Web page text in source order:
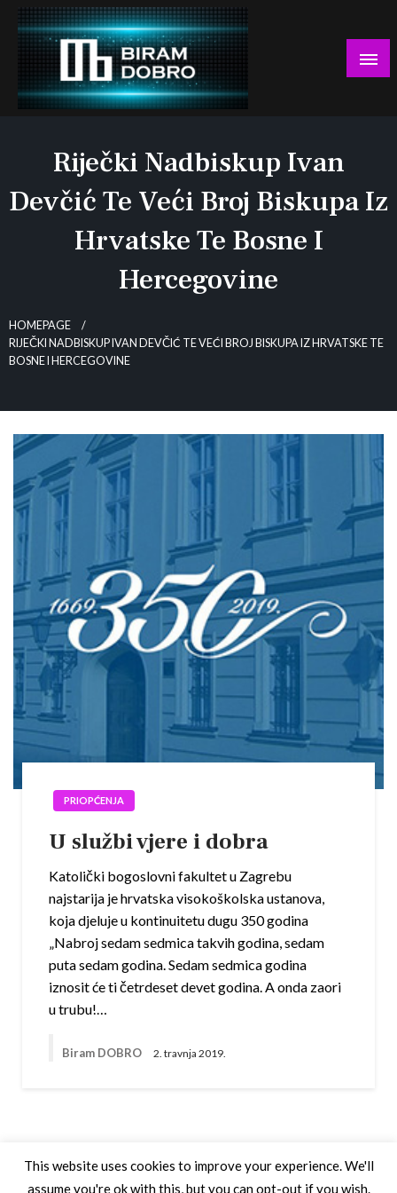
Skip
content
Riječki Nadbiskup Ivan
Devčić Te Veći Broj Biskupa Iz
Hrvatske Te Bosne I
Hercegovine
HOMEPAGE
RIJEČKI NADBISKUP IVAN DEVČIĆ TE VEĆI BROJ BISKUPA IZ HRVATSKE TE
BOSNE I HERCEGOVINE
PRIOPĆENJA
U službi vjere i dobra
Katolički bogoslovni fakultet u Zagrebu
najstarija je hrvatska visokoškolska ustanova,
koja djeluje u kontinuitetu dugu 350 godina
„Nabroj sedam sedmica takvih godina, sedam
puta sedam godina. Sedam sedmica godina
iznosit će ti četrdeset devet godina. A onda zaori
u trubu!…
Biram DOBRO 2. travnja 2019.
This website uses cookies to improve your experience. We'll
assume you're ok with this, but you can opt-out if you wish.